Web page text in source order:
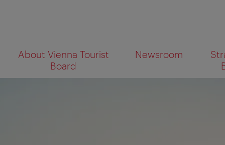
navigation
contents
About Vienna Tourist
Board
Newsroom
What